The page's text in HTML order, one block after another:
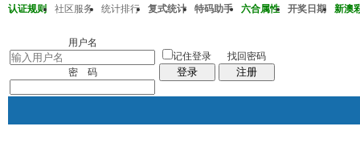
认证规则 社区服务 统计排行 复式统计 特码助手 六合属性 开奖日期
新澳
用户名
密 码
记住登录
登录
找回密码
注册